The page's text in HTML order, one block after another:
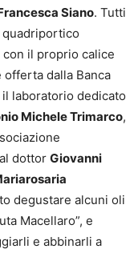
Siano. Tutti
quadriportico
il proprio calice
dalla Banca
laboratorio dedicato
Michele Trimarco,
dottor Giovanni
degustare alcuni oli
Macellaro”, e
e abbinarli a